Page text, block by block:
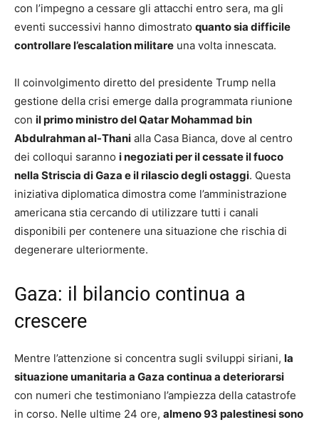
con l’impegno a cessare gli attacchi entro sera, ma gli
eventi successivi hanno dimostrato quanto sia difficile
controllare l’escalation militare una volta innescata.
Il coinvolgimento diretto del presidente Trump nella
gestione della crisi emerge dalla programmata riunione
con il primo ministro del Qatar Mohammad bin
Abdulrahman al-Thani alla Casa Bianca, dove al centro
dei colloqui saranno i negoziati per il cessate il fuoco
nella Striscia di Gaza e il rilascio degli ostaggi. Questa
iniziativa diplomatica dimostra come l’amministrazione
americana stia cercando di utilizzare tutti i canali
disponibili per contenere una situazione che rischia di
degenerare ulteriormente.
Gaza: il bilancio continua a
crescere
Mentre l’attenzione si concentra sugli sviluppi siriani, la
situazione umanitaria a Gaza continua a deteriorarsi
con numeri che testimoniano l’ampiezza della catastrofe
in corso. Nelle ultime 24 ore, almeno 93 palestinesi sono